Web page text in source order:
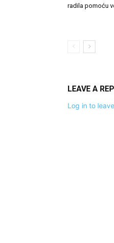
radila pomoću
LEAVE A
Log in to